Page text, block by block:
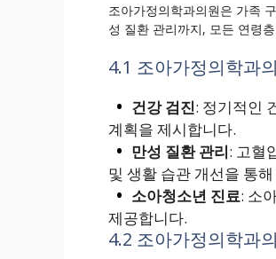
조아가정의학과의원은 가족
성 질환 관리까지, 모든 연령
4.1 조아가정의학과
건강 검진: 정기적인
계획을 제시합니다.
만성 질환 관리: 고혈
및 생활 습관 개선을 통
소아청소년 진료: 소
제공합니다.
4.2 조아가정의학과